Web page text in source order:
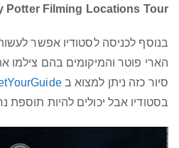
Potter Filming Locations Tour
בנוסף לכניסה לסטודיו אפשר
הארי פוטר והמיקומים בהם צילמו
סיור כזה ניתן למצוא ב
בסטודיו אבל יכולים להיות תוספת